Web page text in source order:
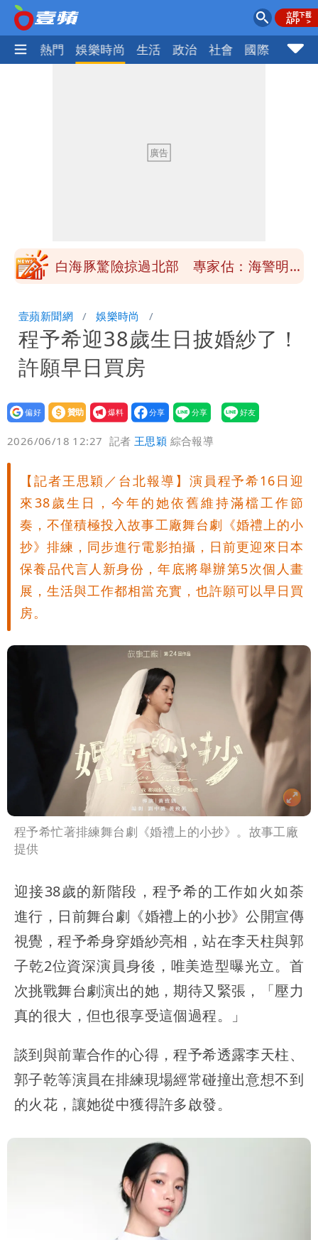
焦點 熱門 娛樂時尚 生活 政治 社會 國際 財經
「終於能交代」 捐500萬獎學金延續愛
白海豚颱風逼近！鄭明典示警「恐遇黑潮
砸重金再買一整桌卡盒
白海豚驚險掠過北部 專家估：海警明發
「終於能交代」 捐500萬獎學金延續愛
白海豚颱風逼近！鄭明典示警「恐遇黑潮
變強」 路徑分歧藏警訊：不利強度維持
壹蘋新聞網 娛樂時尚
程予希迎38歲生日披婚紗了！
許願早日買房
設為
贊助
我要
爆料
2026/06/18 12:27 記者王思穎 綜合報導
【記者王思穎／台北報導】演員程予希16日迎
來38歲生日，今年的她依舊維持滿檔工作節
奏，不僅積極投入故事工廠舞台劇《婚禮上的小
抄》排練，同步進行電影拍攝，日前更迎來日本
保養品代言人新身份，年底將舉辦第5次個人畫
展，生活與工作都相當充實，也許願可以早日買
房。
程予希忙著排練舞台劇《婚禮上的小抄》。故事工廠
提供
迎接38歲的新階段，程予希的工作如火如荼
進行，日前舞台劇《婚禮上的小抄》公開宣傳
視覺，程予希身穿婚紗亮相，站在李天柱與郭
子乾2位資深演員身後，唯美造型曝光立。首
次挑戰舞台劇演出的她，期待又緊張，「壓力
真的很大，但也很享受這個過程。」
談到與前輩合作的心得，程予希透露李天柱、
郭子乾等演員在排練現場經常碰撞出意想不到
的火花，讓她從中獲得許多啟發。